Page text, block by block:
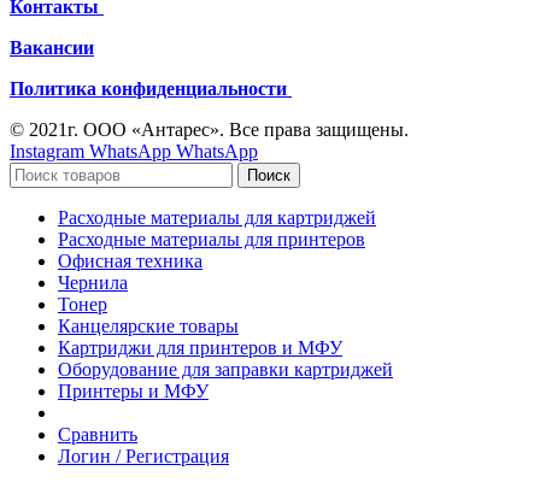
Контакты
Вакансии
Политика конфиденциальности
© 2021г. ООО «Антарес». Все права защищены.
Instagram WhatsApp WhatsApp
Поиск
Расходные материалы для картриджей
Расходные материалы для принтеров
Офисная техника
Чернила
Тонер
Канцелярские товары
Картриджи для принтеров и МФУ
Оборудование для заправки картриджей
Принтеры и МФУ
Сравнить
Логин / Регистрация